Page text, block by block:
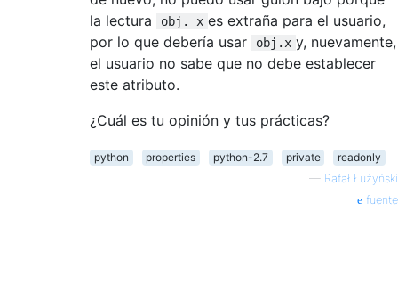
la lectura
obj._x es extraña para el usuario,
por lo que debería usar
obj.x y, nuevamente,
el usuario no sabe que no debe establecer
este atributo.
¿Cuál es tu opinión y tus prácticas?
python properties python-2.7 private
readonly
— Rafał Łużyński
fuente